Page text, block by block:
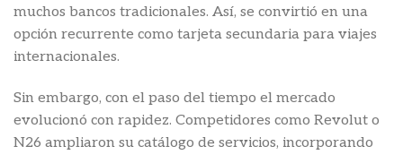
muchos bancos tradicionales. Así, se convirtió en una
opción recurrente como tarjeta secundaria para viajes
internacionales.
Sin embargo, con el paso del tiempo el mercado
evolucionó con rapidez. Competidores como Revolut o
N26 ampliaron su catálogo de servicios, incorporando